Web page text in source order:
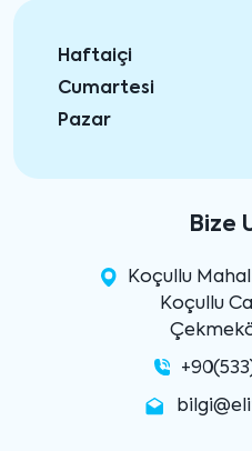
Haftaiçi
Cumartesi
Pazar
Bize
Koçullu
Koçullu